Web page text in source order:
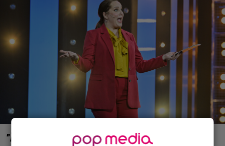
”Äiti, mitä v…” – Niina Lahtisen tytär tyrmistyi